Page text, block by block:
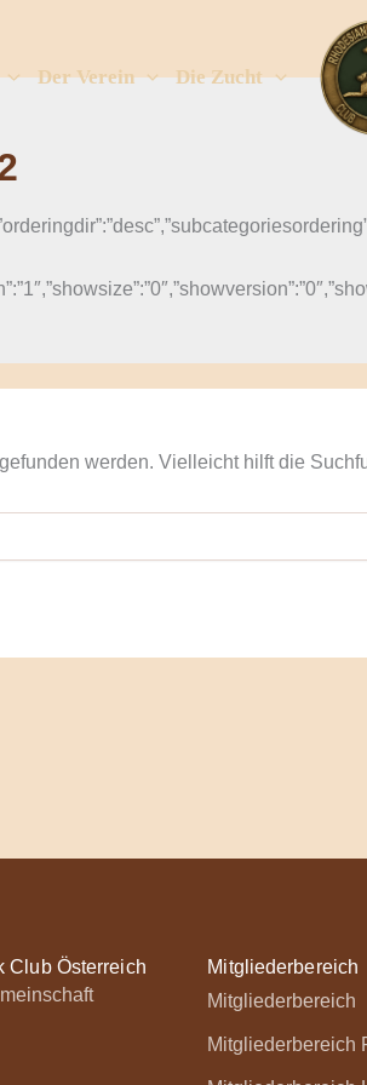
Der Verein Die Zucht
werden. Vielleicht hilft die
Club Österreich
Mitgliederbereich
Mitgliederbereich
Mitgliederbereich